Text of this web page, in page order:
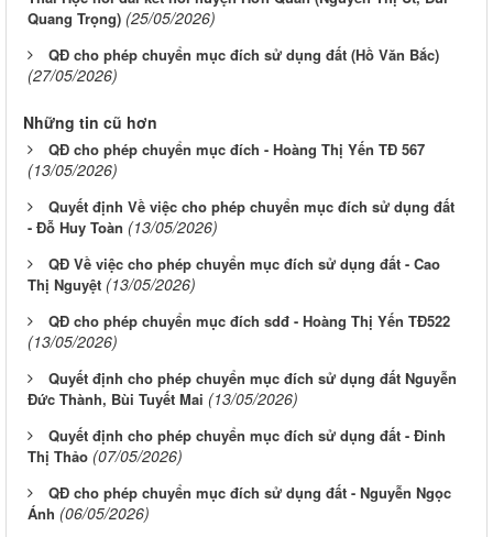
Quang Trọng) (25/05/2026)
QĐ cho phép chuyển mục đích sử dụng đất (Hồ Văn Bắc)
(27/05/2026)
Những tin cũ hơn
QĐ cho phép chuyển mục đích - Hoàng Thị Yến TĐ 567
(13/05/2026)
Quyết định Về việc cho phép chuyển mục đích sử dụng đất
- Đỗ Huy Toàn (13/05/2026)
QĐ Về việc cho phép chuyển mục đích sử dụng đất - Cao
Thị Nguyệt (13/05/2026)
QĐ cho phép chuyển mục đích sdđ - Hoàng Thị Yến TĐ522
(13/05/2026)
Quyết định cho phép chuyển mục đích sử dụng đất Nguyễn
Đức Thành, Bùi Tuyết Mai (13/05/2026)
Quyết định cho phép chuyển mục đích sử dụng đất - Đinh
Thị Thảo (07/05/2026)
QĐ cho phép chuyển mục đích sử dụng đất - Nguyễn Ngọc
Ánh (06/05/2026)